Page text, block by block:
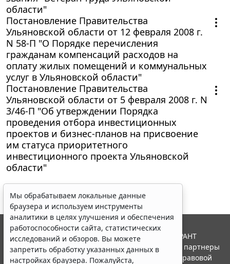
области"
Постановление Правительства
Ульяновской области от 12 февраля 2008 г.
N 58-П "О Порядке перечисления
гражданам компенсаций расходов на
оплату жилых помещений и коммунальных
услуг в Ульяновской области"
Постановление Правительства
Ульяновской области от 5 февраля 2008 г. N
3/46-П "Об утверждении Порядка
проведения отбора инвестиционных
проектов и бизнес-планов на присвоение
им статуса приоритетного
инвестиционного проекта Ульяновской
области"
Мы обрабатываем локальные данные
браузера и используем инструменты
аналитики в целях улучшения и обеспечения
работоспособности сайта, статистических
исследований и обзоров. Вы можете
запретить обработку указанных данных в
настройках браузера. Пожалуйста,
© ООО "НПП "ГАРАНТ-СЕРВИС", 2026. Система ГАРАНТ
выпускается с 1990 года. Компания "Гарант" и ее партнеры
являются участниками Российской ассоциации правовой